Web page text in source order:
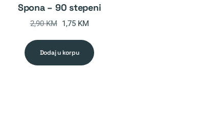
spona – 90 stepeni
2,90KM Original
2,90 KM.
1,75 KMCurrent
is:
1,75 KM.
dodaj u korpu